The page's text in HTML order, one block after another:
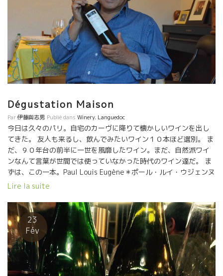
Dégustation Maison
Par伊藤與志男 Publié dans Winery, Languedoc
今日は久々のパリ。自宅のカーヴに降りて懐かしいワインを出し
てきた。 友人も来るし、飲んでみたいワイン１０本ほど選別。 ま
だ、９０年台の前半に一世を風靡したワイン。まだ、自然派ワイ
ンなんて言葉が世間では使っていなかった時代のワイン達だ。 ま
ずは、この一本。Paul Louis Eugène＊ポール・ルイ・ウジェンヌ
のHABILISアビリス。 ミネルボワの山の中に住む仙人のワイン
０％のワインを造る人がいるけど当時は、南仏では 駄もの品種と
して、ドンドン引き抜かれていた品種。 それを、キチッと造れば
こうなる、というのを教えてくれたワイン。カリニャンは酸のあ
って南仏のピノである。 Paulポールのワインでもう一本、メルロ
ー、カベルネ、マルベック（コ）というボルドー品種のブレンド
ワインがある。そうRouge Feuille ルージュ・フイユ1994を開け
た。２４年も熟成した南仏ワイン。 こちらの方がより果実味が残
Lire la suite
23
Fév